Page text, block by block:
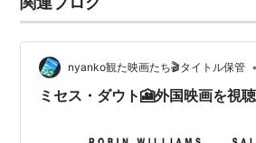
nyanko観た映画たち🎬️タイトル保管 •
ミセス・ダウト🎦外国映画を視